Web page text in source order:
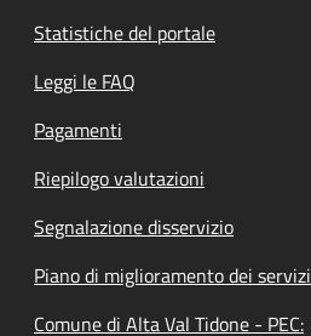
Statistiche del portale
Leggi le FAQ
Pagamenti
Riepilogo valutazioni
Segnalazione disservizio
Piano di miglioramento dei servizi
Comune di Alta Val Tidone - PEC: